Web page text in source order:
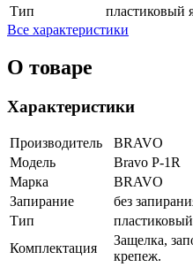
Тип
пластиковый
Все характеристики
О товаре
Характеристики
Производитель
BRAVO
Модель
Bravo P-1R
Марка
BRAVO
Запирание
без
Тип
Комплектация
Защелка,
крепеж.